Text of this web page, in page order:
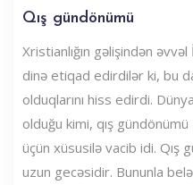
Qış gündönümü
Xristianlığın gəlişindən
dinə etiqad edirdilər ki, bu
olduqlarını hiss edirdi.
olduğu kimi, qış gündönümü
üçün xüsusilə vacib idi. Qış
uzun gecəsidir. Bununla